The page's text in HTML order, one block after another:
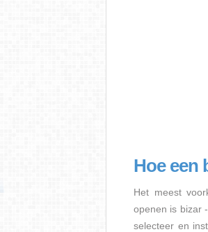
Hoe een
Het meest
openen is bizar
selecteer en